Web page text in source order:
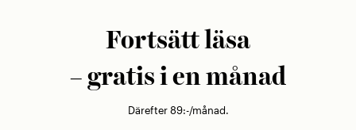
Fortsätt läsa
– gratis i en månad
Därefter 89:-/månad.